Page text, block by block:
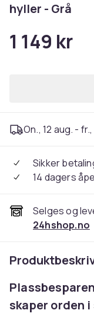
hyller - Grå
1 149 kr
On., 12 aug. -
Sikker
14 dagers
Selges og
24hshop.no
skaper orden i